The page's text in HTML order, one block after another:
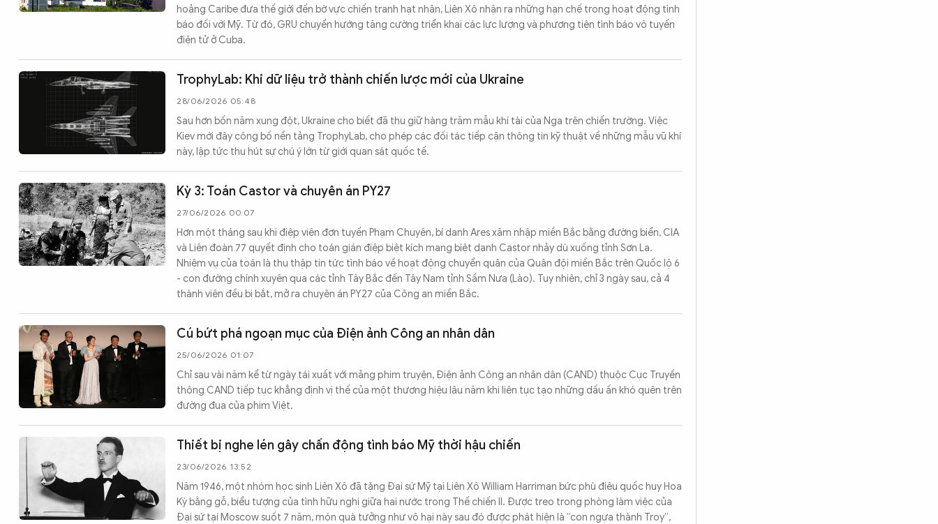
hoảng Caribe đưa thế giới đến bờ vực chiến tranh hạt nhân, Liên Xô nhận ra những hạn chế trong hoạt động tình
báo đối với Mỹ. Từ đó, GRU chuyển hướng tăng cường triển khai các lực lượng và phương tiện tình báo vô tuyến
điện tử ở Cuba.
TrophyLab: Khi dữ liệu trở thành chiến lược mới của Ukraine
28/06/2026 05:48
Sau hơn bốn năm xung đột, Ukraine cho biết đã thu giữ hàng trăm mẫu khí tài của Nga trên chiến trường. Việc
Kiev mới đây công bố nền tảng TrophyLab, cho phép các đối tác tiếp cận thông tin kỹ thuật về những mẫu vũ khí
này, lập tức thu hút sự chú ý lớn từ giới quan sát quốc tế.
Kỳ 3: Toán Castor và chuyên án PY27
27/06/2026 00:07
Hơn một tháng sau khi điệp viên đơn tuyến Phạm Chuyên, bí danh Ares xâm nhập miền Bắc bằng đường biển, CIA
và Liên đoàn 77 quyết định cho toán gián điệp biệt kích mang biệt danh Castor nhảy dù xuống tỉnh Sơn La.
Nhiệm vụ của toán là thu thập tin tức tình báo về hoạt động chuyển quân của Quân đội miền Bắc trên Quốc lộ 6
- con đường chính xuyên qua các tỉnh Tây Bắc đến Tây Nam tỉnh Sầm Nưa (Lào). Tuy nhiên, chỉ 3 ngày sau, cả 4
thành viên đều bị bắt, mở ra chuyên án PY27 của Công an miền Bắc.
Cú bứt phá ngoạn mục của Điện ảnh Công an nhân dân
25/06/2026 01:07
Chỉ sau vài năm kể từ ngày tái xuất với mảng phim truyện, Điện ảnh Công an nhân dân (CAND) thuộc Cục Truyền
thông CAND tiếp tục khẳng định vị thế của một thương hiệu lâu năm khi liên tục tạo những dấu ấn khó quên trên
đường đua của phim Việt.
Thiết bị nghe lén gây chấn động tình báo Mỹ thời hậu chiến
23/06/2026 13:52
Năm 1946, một nhóm học sinh Liên Xô đã tặng Đại sứ Mỹ tại Liên Xô William Harriman bức phù điêu quốc huy Hoa
Kỳ bằng gỗ, biểu tượng của tình hữu nghị giữa hai nước trong Thế chiến II. Được treo trong phòng làm việc của
Đại sứ tại Moscow suốt 7 năm, món quà tưởng như vô hại này sau đó được phát hiện là “con ngựa thành Troy”,